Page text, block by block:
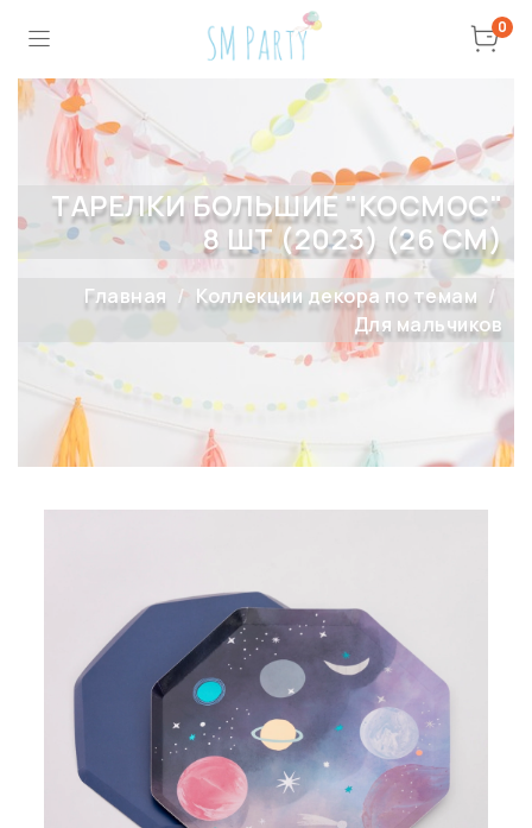
0
ТАРЕЛКИ БОЛЬШИЕ "КОСМОС"
8 ШТ (2023) (26 СМ)
Главная
Коллекции декора по темам
Для мальчиков